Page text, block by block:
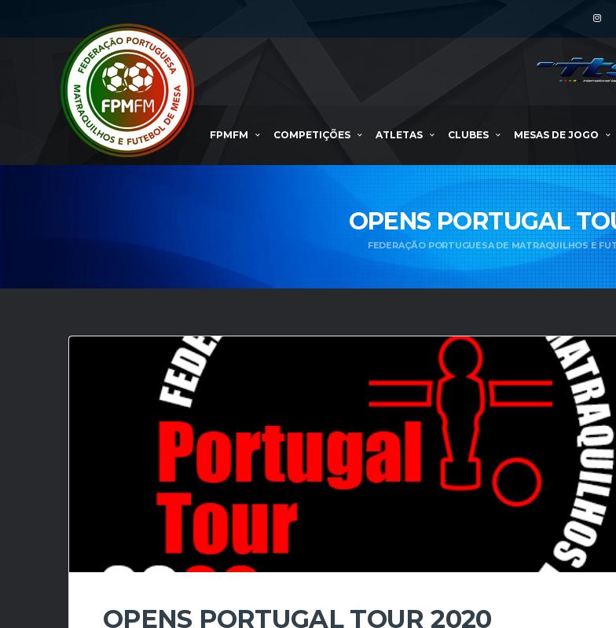
FPMFM COMPETIÇÕES ATLETAS CLUBES MESAS DE JOGO
OPENS PORTUGAL
FEDERAÇÃO PORTUGUESA DE MATRAQUILHOS E
OPENS PORTUGAL TOUR 2020